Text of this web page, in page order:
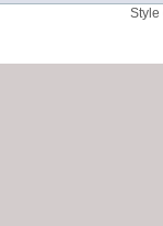
Style